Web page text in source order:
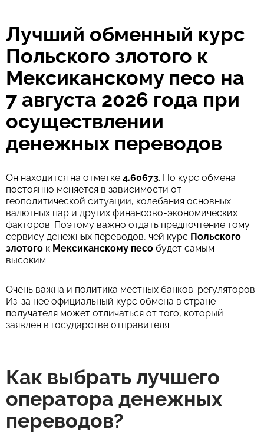
Комиссия Strumok, всегда 0%
Лучший обменный курс
Польского злотого к
Мексиканскому песо на
7 августа 2026 года при
осуществлении
денежных переводов
Он находится на отметке 4.60673. Но курс обмена
постоянно меняется в зависимости от
геополитической ситуации, колебания основных
валютных пар и других финансово-экономических
факторов. Поэтому важно отдать предпочтение тому
сервису денежных переводов, чей курс Польского
злотого к Мексиканскому песо будет самым
высоким.
Очень важна и политика местных банков-регуляторов.
Из-за нее официальный курс обмена в стране
получателя может отличаться от того, который
заявлен в государстве отправителя.
Как выбрать лучшего
оператора денежных
переводов?